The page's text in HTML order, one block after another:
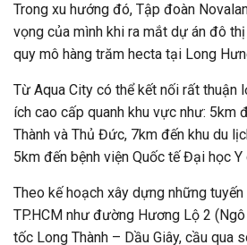
Trong xu hướng đó, Tập đoàn
vọng của mình khi ra mắt dự án đô
quy mô hàng trăm hecta tại Long
Từ Aqua City có thể kết nối rất thuận
ích cao cấp quanh khu vực như: 5km
Thành và Thủ Đức, 7km đến khu du
5km đến bệnh viện Quốc tế Đại học
Theo kế hoạch xây dựng những
TP.HCM như đường Hương Lộ 2
tốc Long Thành – Dầu Giây, cầu qua